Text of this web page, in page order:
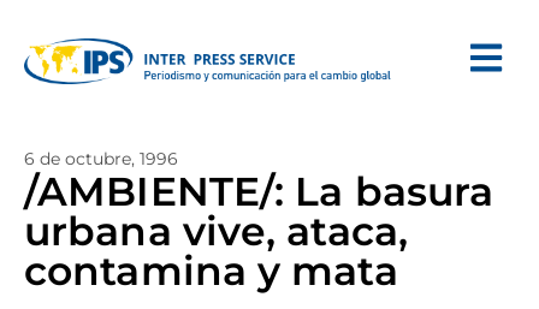
6 de octubre, 1996
/AMBIENTE/: La basura
urbana vive, ataca,
contamina y mata